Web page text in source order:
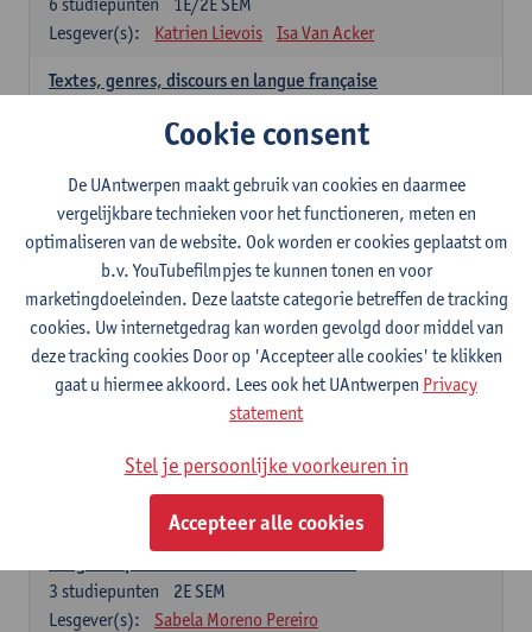
Lesgever(s):
Katrien Lievois Isa Van Acker
Textes, genres, discours en langue française
Kris Peeters
Spaans: verplichte opleidingsonderdelen
Gramática española 1
1E SEM
studiepunten
Lesgever(s):
Anne Verhaert
Gramática española 2
2E SEM
3studiepunten
Anne Verhaert
Lengua española: Destrezas básicas
Sabela Moreno Pereiro
2E SEM
3 studiepunten
Lesgever(s):
Sabela Moreno Pereiro
Cookie consent
De UAntwerpen maakt gebruik van cookies en daarmee
vergelijkbare technieken voor het functioneren, meten en
optimaliseren van de website. Ook worden er cookies geplaatst om
b.v. YouTubefilmpjes te kunnen tonen en voor
marketingdoeleinden. Deze laatste categorie betreffen de tracking
cookies. Uw internetgedrag kan worden gevolgd door middel van
deze tracking cookies Door op 'Accepteer alle cookies' te klikken
gaat u hiermee akkoord. Lees ook het UAntwerpen Privacy
statement
Stel je persoonlijke voorkeuren in
Accepteer alle cookies